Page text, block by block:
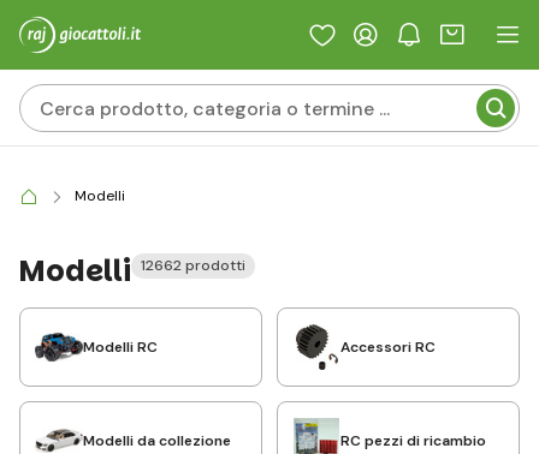
Modelli
Modelli 12662 prodotti
Modelli RC Accessori RC
Modelli da collezione RC pezzi di ricambio